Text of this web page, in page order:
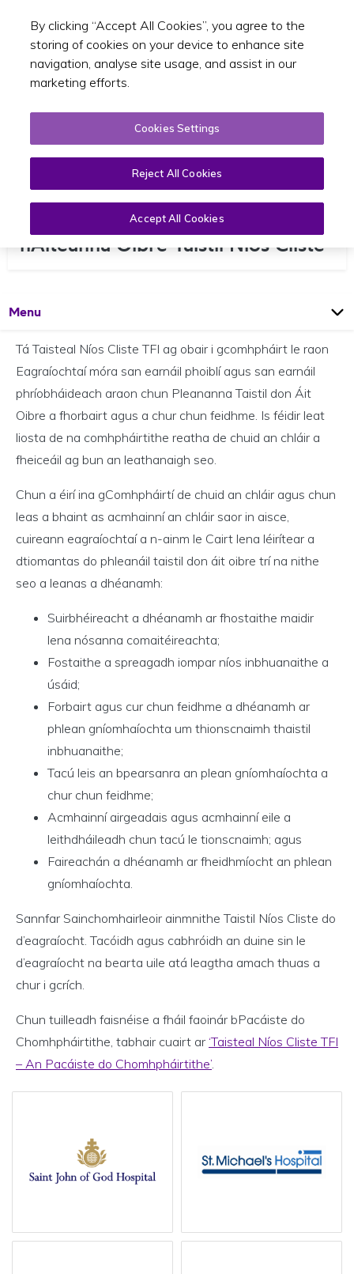
Toggle
Comhpháirtithe de chuid Chlár na
nÁiteanna Oibre Taistil Níos Cliste
OpenPage
Menu
Tá Taisteal Níos Cliste TFI ag obair i gcomhpháirt le raon
Eagraíochtaí móra san earnáil phoiblí agus san earnáil
phríobháideach araon chun Pleananna Taistil don Áit
Oibre a fhorbairt agus a chur chun feidhme. Is féidir leat
liosta de na comhpháirtithe reatha de chuid an chláir a
fheiceáil ag bun an leathanaigh seo.
Chun a éirí ina gComhpháirtí de chuid an chláir agus chun
leas a bhaint as acmhainní an chláir saor in aisce,
cuireann eagraíochtaí a n-ainm le Cairt lena léirítear a
dtiomantas do phleanáil taistil don áit oibre trí na nithe
seo a leanas a dhéanamh:
Suirbhéireacht a dhéanamh ar fhostaithe maidir
lena nósanna comaitéireachta;
Fostaithe a spreagadh iompar níos inbhuanaithe a
úsáid;
Forbairt agus cur chun feidhme a dhéanamh ar
phlean gníomhaíochta um thionscnaimh thaistil
inbhuanaithe;
Tacú leis an bpearsanra an plean gníomhaíochta a
chur chun feidhme;
Acmhainní airgeadais agus acmhainní eile a
leithdháileadh chun tacú le tionscnaimh; agus
Faireachán a dhéanamh ar fheidhmíocht an phlean
gníomhaíochta.
Sannfar Sainchomhairleoir ainmnithe Taistil Níos Cliste do
d’eagraíocht. Tacóidh agus cabhróidh an duine sin le
d’eagraíocht na bearta uile atá leagtha amach thuas a
chur i gcrích.
Chun tuilleadh faisnéise a fháil faoinár bPacáiste do
Chomhpháirtithe, tabhair cuairt ar ‘Taisteal Níos Cliste TFI
– An Pacáiste do Chomhpháirtithe’
By clicking “Accept All Cookies”, you agree to the
storing of cookies on your device to enhance site
navigation, analyse site usage, and assist in our
marketing efforts.
Cookies Settings
Reject All Cookies
Accept All Cookies